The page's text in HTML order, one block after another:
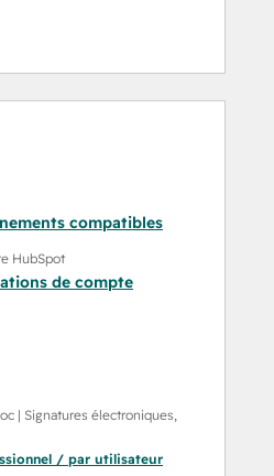
compatibles
HubSpot
de compte
| Signatures électroniques,
/ par utilisateur